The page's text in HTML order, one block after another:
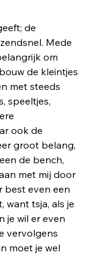
de
Mede
om
de kleintjes
met steeds
speeltjes,
ook de
groot belang,
de bench,
met mij door
best even een
want tsja, als je
je wil er even
vervolgens
moet je wel